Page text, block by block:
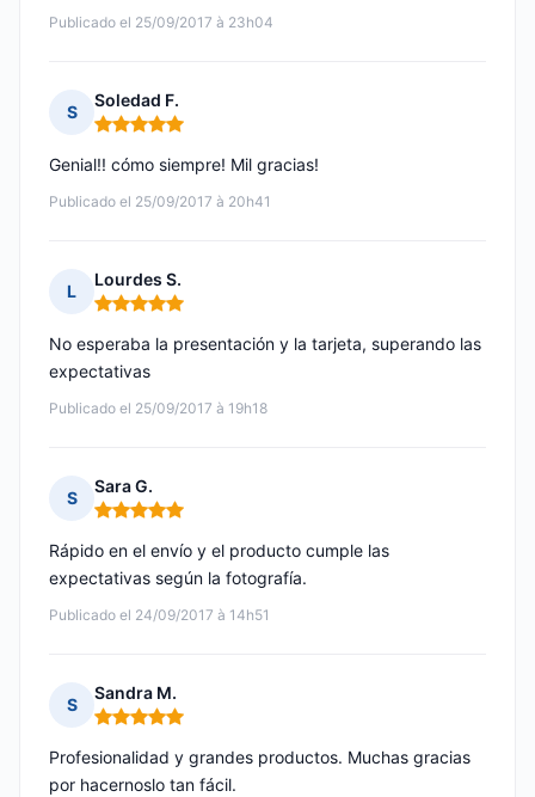
Publicado el 25/09/2017 à 23h04
S
Soledad F.
Nota: 5 de 5
Publicado el 25/09/2017 à 20h41
Genial!! cómo siempre! Mil gracias!
L
Lourdes S.
Nota: 5 de 5
Publicado el 25/09/2017 à 19h18
No esperaba la presentación y la tarjeta, superando las
expectativas
S
Sara G.
Nota: 5 de 5
Publicado el 24/09/2017 à 14h51
Rápido en el envío y el producto cumple las
expectativas según la fotografía.
S
Sandra M.
Nota: 5 de 5
Profesionalidad y grandes productos. Muchas gracias
por hacernoslo tan fácil.